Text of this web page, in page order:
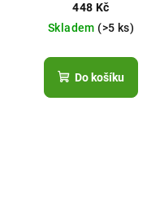
448 Kč
Skladem (>5 ks)
Do košíku